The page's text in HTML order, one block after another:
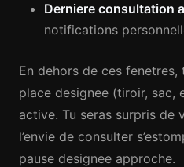
Derniere consultation
notifications
En dehors de ces
place designee (tiroir, sac,
active. Tu seras surpris de
l’envie de consulter
pause designee approche.